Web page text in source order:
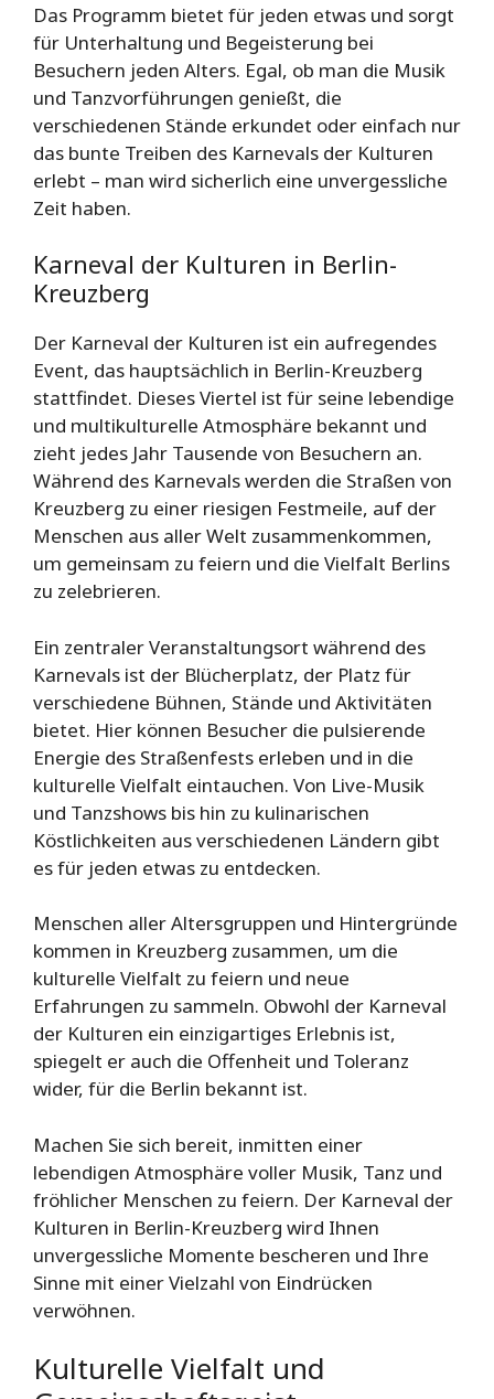
Das Programm bietet für jeden etwas und sorgt
für Unterhaltung und Begeisterung bei
Besuchern jeden Alters. Egal, ob man die Musik
und Tanzvorführungen genießt, die
verschiedenen Stände erkundet oder einfach nur
das bunte Treiben des Karnevals der Kulturen
erlebt – man wird sicherlich eine unvergessliche
Zeit haben.
Karneval der Kulturen in Berlin-
Kreuzberg
Der Karneval der Kulturen ist ein aufregendes
Event, das hauptsächlich in Berlin-Kreuzberg
stattfindet. Dieses Viertel ist für seine lebendige
und multikulturelle Atmosphäre bekannt und
zieht jedes Jahr Tausende von Besuchern an.
Während des Karnevals werden die Straßen von
Kreuzberg zu einer riesigen Festmeile, auf der
Menschen aus aller Welt zusammenkommen,
um gemeinsam zu feiern und die Vielfalt Berlins
zu zelebrieren.
Ein zentraler Veranstaltungsort während des
Karnevals ist der Blücherplatz, der Platz für
verschiedene Bühnen, Stände und Aktivitäten
bietet. Hier können Besucher die pulsierende
Energie des Straßenfests erleben und in die
kulturelle Vielfalt eintauchen. Von Live-Musik
und Tanzshows bis hin zu kulinarischen
Köstlichkeiten aus verschiedenen Ländern gibt
es für jeden etwas zu entdecken.
Menschen aller Altersgruppen und Hintergründe
kommen in Kreuzberg zusammen, um die
kulturelle Vielfalt zu feiern und neue
Erfahrungen zu sammeln. Obwohl der Karneval
der Kulturen ein einzigartiges Erlebnis ist,
spiegelt er auch die Offenheit und Toleranz
wider, für die Berlin bekannt ist.
Machen Sie sich bereit, inmitten einer
lebendigen Atmosphäre voller Musik, Tanz und
fröhlicher Menschen zu feiern. Der Karneval der
Kulturen in Berlin-Kreuzberg wird Ihnen
unvergessliche Momente bescheren und Ihre
Sinne mit einer Vielzahl von Eindrücken
verwöhnen.
Kulturelle Vielfalt und